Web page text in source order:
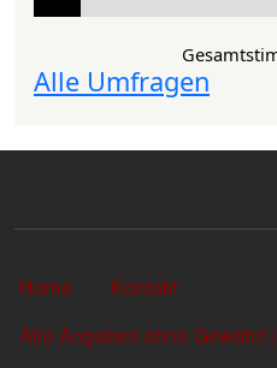
Alle Umfragen
Sekundärlinks
Home
Kontakt
Alle Angaben ohne Gewähr!